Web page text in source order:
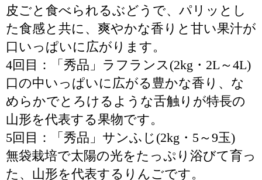
皮ごと食べられるぶどうで、パリッとし
た食感と共に、爽やかな香りと甘い果汁が
口いっぱいに広がります。
4回目：「秀品」ラフランス(2kg・2L～4L)
口の中いっぱいに広がる豊かな香り、な
めらかでとろけるような舌触りが特長の
山形を代表する果物です。
5回目：「秀品」サンふじ(2kg・5～9玉)
無袋栽培で太陽の光をたっぷり浴びて育っ
た、山形を代表するりんごです。